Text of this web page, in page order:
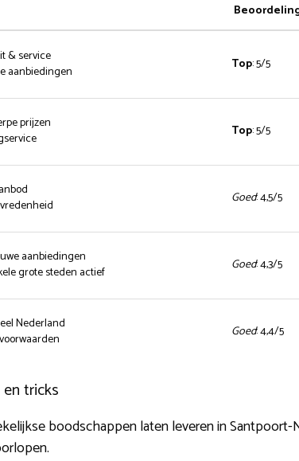
& service
aanbiedingen
Top: 5/5
prijzen
Top: 5/5
Goed: 4,5/5
aanbiedingen
grote steden actief
Goed: 4,3/5
Nederland
Goed: 4,4/5
tricks
boodschappen laten leveren in